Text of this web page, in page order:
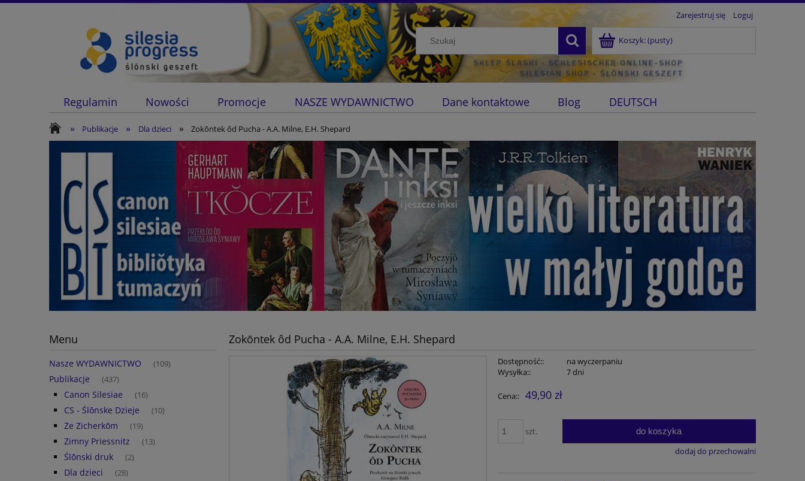
Zarejestruj się Loguj
Koszyk:(pusty)
Regulamin Nowości Promocje NASZE WYDAWNICTWO Dane kontaktowe Blog DEUTSCH
» Publikacje » Dla dzieci » Zokōntek ôd Pucha - A.A. Milne, E.H. Shepard
Menu
Nasze WYDAWNICTWO (109)
Publikacje (437)
Canon Silesiae (16)
CS - Ślōnske Dzieje (10)
Ze Zicherkōm (19)
Zimny Priessnitz (13)
Ślōnski druk (2)
Dla dzieci (28)
Zokōntek ôd Pucha - A.A. Milne, E.H. Shepard
Dostępność::
na wyczerpaniu
Wysyłka::
7 dni
Cena:: 49,90 zł
szt. do koszyka
dodaj do przechowalni